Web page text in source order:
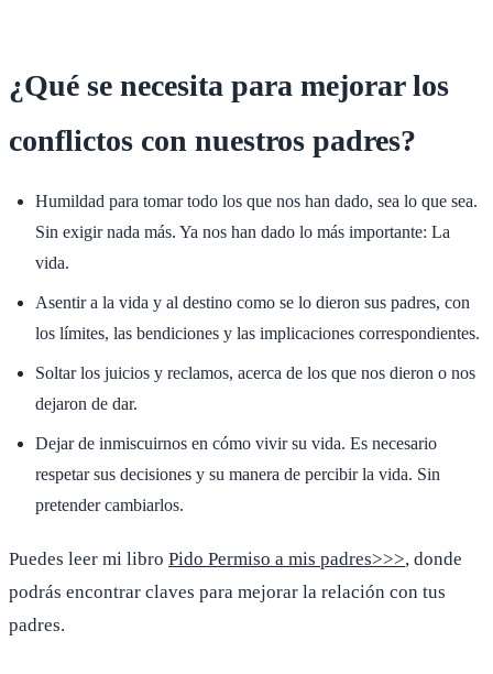
¿Qué se necesita para mejorar los
conflictos con nuestros padres?
Humildad para tomar todo los que nos han dado, sea lo que sea.
Sin exigir nada más. Ya nos han dado lo más importante: La
vida.
Asentir a la vida y al destino como se lo dieron sus padres, con
los límites, las bendiciones y las implicaciones correspondientes.
Soltar los juicios y reclamos, acerca de los que nos dieron o nos
dejaron de dar.
Dejar de inmiscuirnos en cómo vivir su vida. Es necesario
respetar sus decisiones y su manera de percibir la vida. Sin
pretender cambiarlos.
Puedes leer mi libro Pido Permiso a mis padres>>>, donde
podrás encontrar claves para mejorar la relación con tus
padres.